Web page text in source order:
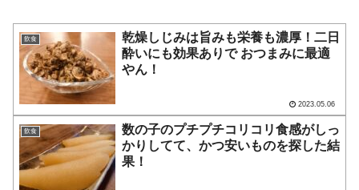
飲食
乾燥しじみは旨みも栄養も濃厚！二日
酔いにも効果ありで おつまみに最適
やん！
2023.05.06
飲食
数の子のプチプチコリコリ食感がしっ
かりしてて、かつ安いものを探した結
果！